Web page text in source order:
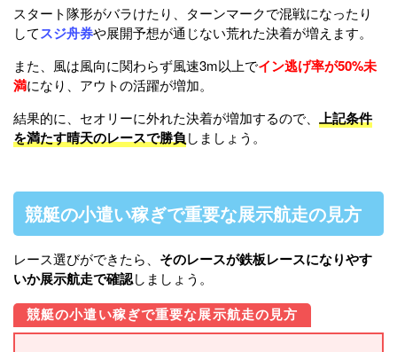
スタート隊形がバラけたり、ターンマークで混戦になったり
してスジ舟券や展開予想が通じない荒れた決着が増えます。
また、風は風向に関わらず風速3m以上でイン逃げ率が50%未
満になり、アウトの活躍が増加。
結果的に、セオリーに外れた決着が増加するので、 上記条件
を満たす晴天のレースで勝負しましょう。
競艇の小遣い稼ぎで重要な展示航走の見方
レース選びができたら、 そのレースが鉄板レースになりやす
いか展示航走で確認しましょう。
競艇の小遣い稼ぎで重要な展示航走の見方